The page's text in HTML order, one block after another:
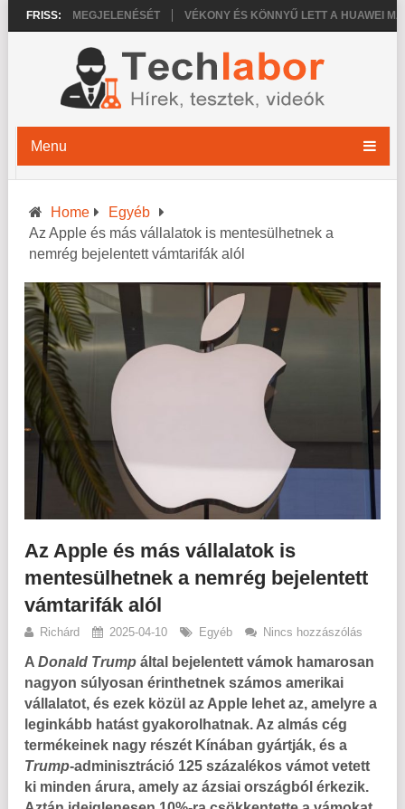
FRISS:
18 PRO MEGJELENÉSÉT VÉKONY ÉS KÖNNYŰ LETT A HUAWEI
Menu
Home
Egyéb
Az Apple és más vállalatok is mentesülhetnek a
nemrég bejelentett vámtarifák alól
Az Apple és más vállalatok is
mentesülhetnek a nemrég bejelentett
vámtarifák alól
Richárd 2025-04-10 Egyéb Nincs hozzászólás
A Donald Trump által bejelentett vámok hamarosan
nagyon súlyosan érinthetnek számos amerikai
vállalatot, és ezek közül az Apple lehet az, amelyre a
leginkább hatást gyakorolhatnak. Az almás cég
termékeinek nagy részét Kínában gyártják, és a
Trump-adminisztráció 125 százalékos vámot vetett
ki minden árura, amely az ázsiai országból érkezik.